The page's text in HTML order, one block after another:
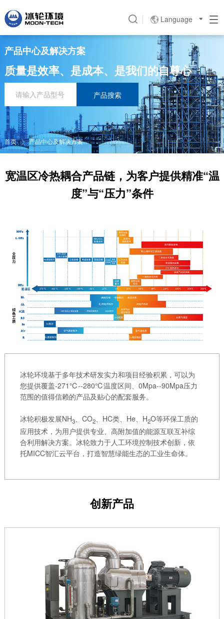
Language 
产品中心及解决方案
质量是效率、是成本、是我们的自尊心
产品搜索
首页  产品中心及解决方案
宽温区冷热耦合产品链，为客户提供精准“温
度”与“压力”条件
冰轮环境基于多年技术研发实力和项目经验积累，可以为
您提供覆盖-271℃--280℃温度区间、0Mpa--90Mpa压力
范围的值得信赖的产品及贴心的配套服务。
冰轮积极发展NH3、CO2、HC类、He、H2O等环保工质的
应用技术，为用户提供专业、高附加值的能源互联互补综
合利用解决方案。冰轮致力于人工环境控制技术创新，依
托MICC智汇云平台，打造智慧绿能生态的工业生命体。
创新产品